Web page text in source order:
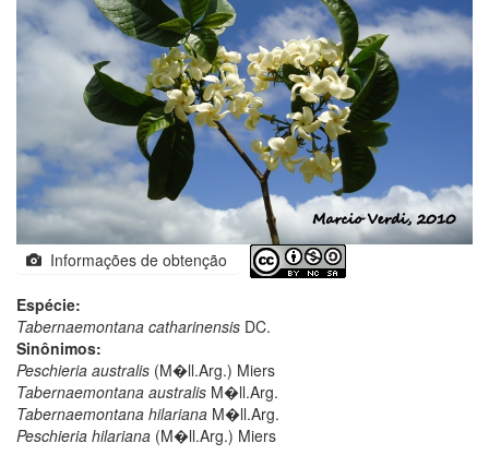
Informações de obtenção
Espécie:
Tabernaemontana catharinensis DC.
Sinônimos:
Peschieria australis (M�ll.Arg.) Miers
Tabernaemontana australis M�ll.Arg.
Tabernaemontana hilariana M�ll.Arg.
Peschieria hilariana (M�ll.Arg.) Miers